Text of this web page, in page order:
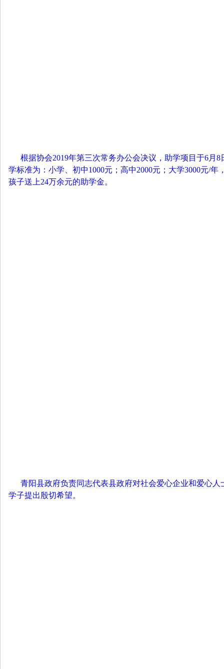
根据协会2019年第三次常务办公会决议，助学项目于6月8
学标准为：小学、初中1000元；高中2000元；大学3000元/
孩子送上24万余元的助学金。
青阳县政府负责同志代表县政府对社会爱心企业和爱心
学子提出殷切希望。